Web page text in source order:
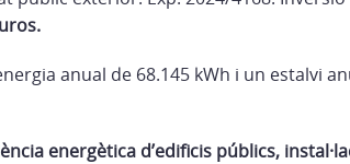
anual de 68.145 kWh i un estalvi
energètica d’edificis públics,